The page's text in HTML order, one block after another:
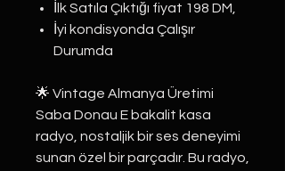
İlk Satıla Çıktığı fiyat 198 DM,
İyi kondisyonda Çalışır
Durumda
🌟 Vintage Almanya Üretimi
Saba Donau E bakalit kasa
radyo, nostaljik bir ses deneyimi
sunan özel bir parçadır. Bu radyo,